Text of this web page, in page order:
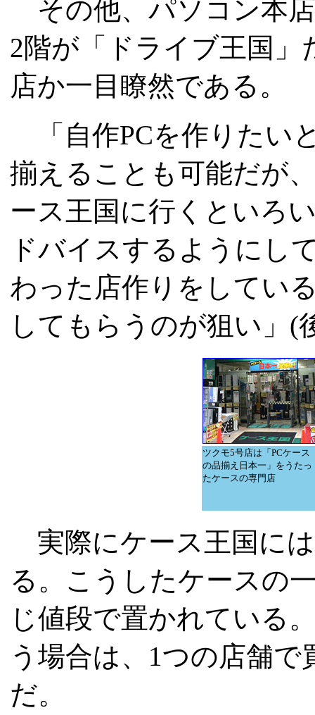
その他、パソコン本
2階が「ドライブ王国
店か一目瞭然である。
「自作PCを作りたい
揃えることも可能だが
ース王国に行くといろ
ドバイスするようにし
わった店作りをしてい
してもらうのが狙い」(
ツクモ5号店は「PCケース
の品揃え日本一」をうたっ
たケースの専門店
実際にケース王国に
る。こうしたケースの
じ値段で置かれている
う場合は、1つの店舗
だ。